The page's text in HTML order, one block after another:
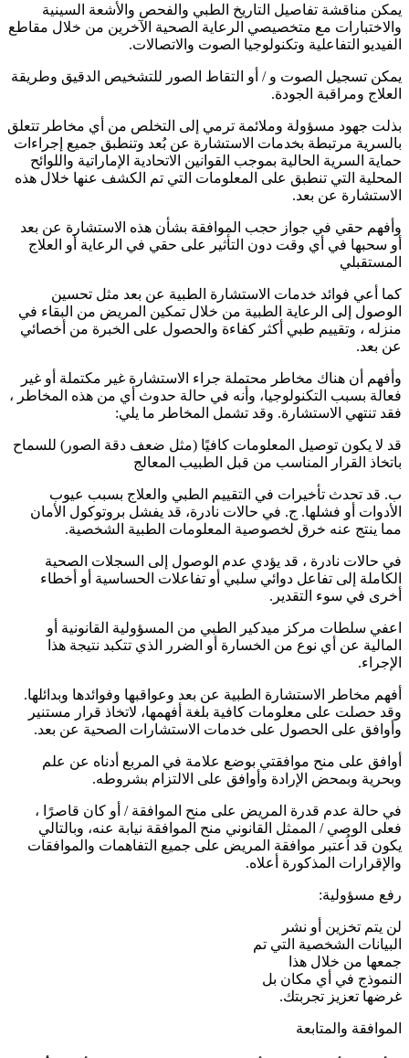
يمكن مناقشة تفاصيل التاريخ الطبي والفحص والأشعة السينية
والاختبارات مع متخصيصي الرعاية الصحية الآخرين من خلال مقاطع
الفيديو التفاعلية وتكنولوجيا الصوت والاتصالات.
يمكن تسجيل الصوت و / أو التقاط الصور للتشخيص الدقيق وطريقة
العلاج ومراقبة الجودة.
بذلت جهود مسؤولة وملائمة ترمي إلى التخلص من أي مخاطر تتعلق
بالسرية مرتبطة بخدمات الاستشارة عن بُعد وتنطبق جميع إجراءات
حماية السرية الحالية بموجب القوانين الاتحادية الإماراتية واللوائح
المحلية التي تنطبق على المعلومات التي تم الكشف عنها خلال هذه
الاستشارة عن بعد.
وأفهم حقي في جواز حجب الموافقة بشأن هذه الاستشارة عن بعد
أو سحبها في أي وقت دون التأثير على حقي في الرعاية أو العلاج
المستقبلي
كما أعي فوائد خدمات الاستشارة الطبية عن بعد مثل تحسين
الوصول إلى الرعاية الطبية من خلال تمكين المريض من البقاء في
منزله ، وتقييم طبي أكثر كفاءة والحصول على الخبرة من أخصائي
عن بعد.
وأفهم أن هناك مخاطر محتملة جراء الاستشارة غير مكتملة أو غير
فعالة بسبب التكنولوجيا، وأنه في حالة حدوث أي من هذه المخاطر ،
فقد تنتهي الاستشارة. وقد تشمل المخاطر ما يلي:
قد لا يكون توصيل المعلومات كافيًا (مثل ضعف دقة الصور) للسماح
باتخاذ القرار المناسب من قبل الطبيب المعالج
ب. قد تحدث تأخيرات في التقييم الطبي والعلاج بسبب عيوب
الأدوات أو فشلها. ج. في حالات نادرة، قد يفشل بروتوكول الأمان
مما ينتج عنه خرق لخصوصية المعلومات الطبية الشخصية.
في حالات نادرة ، قد يؤدي عدم الوصول إلى السجلات الصحية
الكاملة إلى تفاعل دوائي سلبي أو تفاعلات الحساسية أو أخطاء
أخرى في سوء التقدير.
اعفي سلطات مركز ميدكير الطبي من المسؤولية القانونية أو
المالية عن أي نوع من الخسارة أو الضرر الذي تتكبد نتيجة هذا
الإجراء.
أفهم مخاطر الاستشارة الطبية عن بعد وعواقبها وفوائدها وبدائلها.
وقد حصلت على معلومات كافية بلغة أفهمها، لاتخاذ قرار مستنير
وأوافق على الحصول على خدمات الاستشارات الصحية عن بعد.
أوافق على منح موافقتي بوضع علامة في المربع أدناه عن علم
وبحرية وبمحض الإرادة وأوافق على الالتزام بشروطه.
في حالة عدم قدرة المريض على منح الموافقة / أو كان قاصرًا ،
فعلى الوصي / الممثل القانوني منح الموافقة نيابة عنه، وبالتالي
يكون قد اُعتبر موافقة المريض على جميع التفاهمات والموافقات
والإقرارات المذكورة أعلاه.
رفع مسؤولية:
لن يتم تخزين أو نشر
البيانات الشخصية التي تم
جمعها من خلال هذا
النموذج في أي مكان بل
غرضها تعزيز تجربتك.
الموافقة والمتابعة